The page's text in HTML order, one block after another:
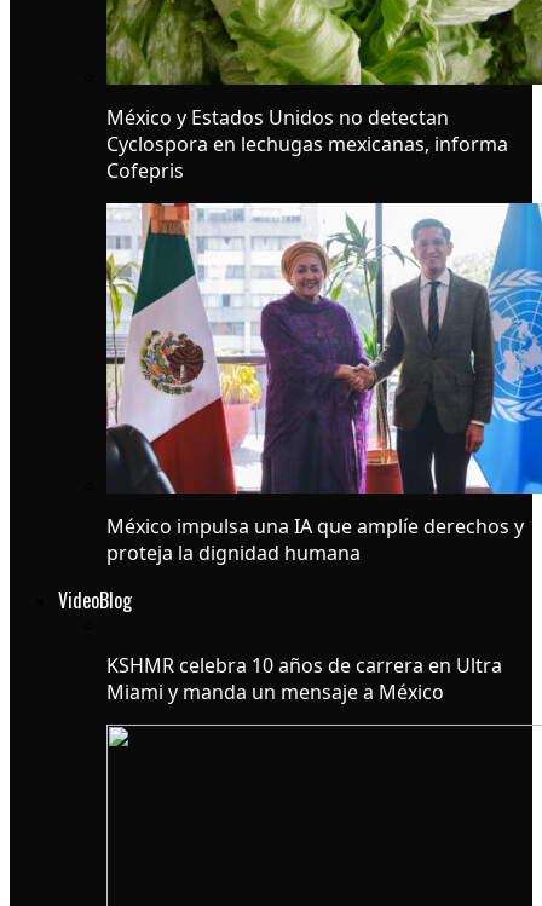
México y Estados Unidos no detectan
Cyclospora en lechugas mexicanas, informa
Cofepris
México impulsa una IA que amplíe derechos y
proteja la dignidad humana
VideoBlog
KSHMR celebra 10 años de carrera en Ultra
Miami y manda un mensaje a México